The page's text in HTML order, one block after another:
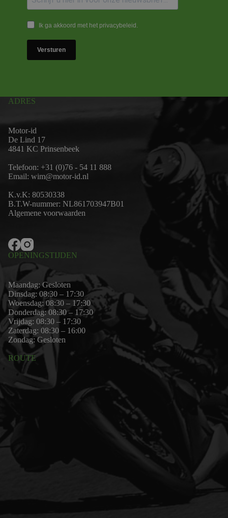
Ik ga akkoord met het privacybeleid.
Versturen
ADRES
Motor-id
De Lind 17
4841 KC Prinsenbeek
Telefoon: +31 (0)76 - 54 11 888
Email: wim@motor-id.nl
K.v.K: 80530338
B.T.W-nummer: NL861703947B01
Algemene voorwaarden
OPENINGSTIJDEN
Maandag: Gesloten
Dinsdag: 08:30 – 17:30
Woensdag: 08:30 – 17:30
Donderdag: 08:30 – 17:30
Vrijdag: 08:30 – 17:30
Zaterdag: 08:30 – 16:00
Zondag: Gesloten
ROUTE